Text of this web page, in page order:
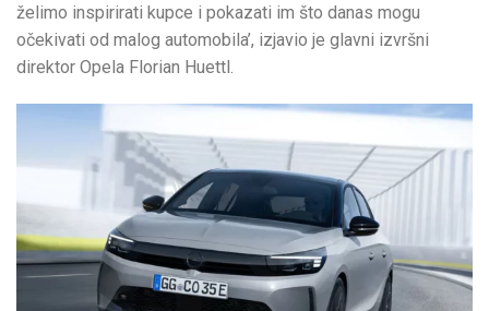
želimo inspirirati kupce i pokazati im što danas mogu
očekivati od malog automobila’, izjavio je glavni izvršni
direktor Opela Florian Huettl.